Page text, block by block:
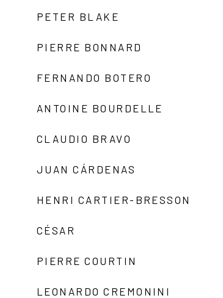
PETER BLAKE
PIERRE BONNARD
FERNANDO BOTERO
ANTOINE BOURDELLE
CLAUDIO BRAVO
JUAN CÁRDENAS
HENRI CARTIER-BRESSON
CÉSAR
PIERRE COURTIN
LEONARDO CREMONINI